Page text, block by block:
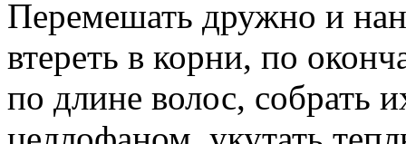
Перемешать дружно и
втереть в корни, по
по длине волос, собрать